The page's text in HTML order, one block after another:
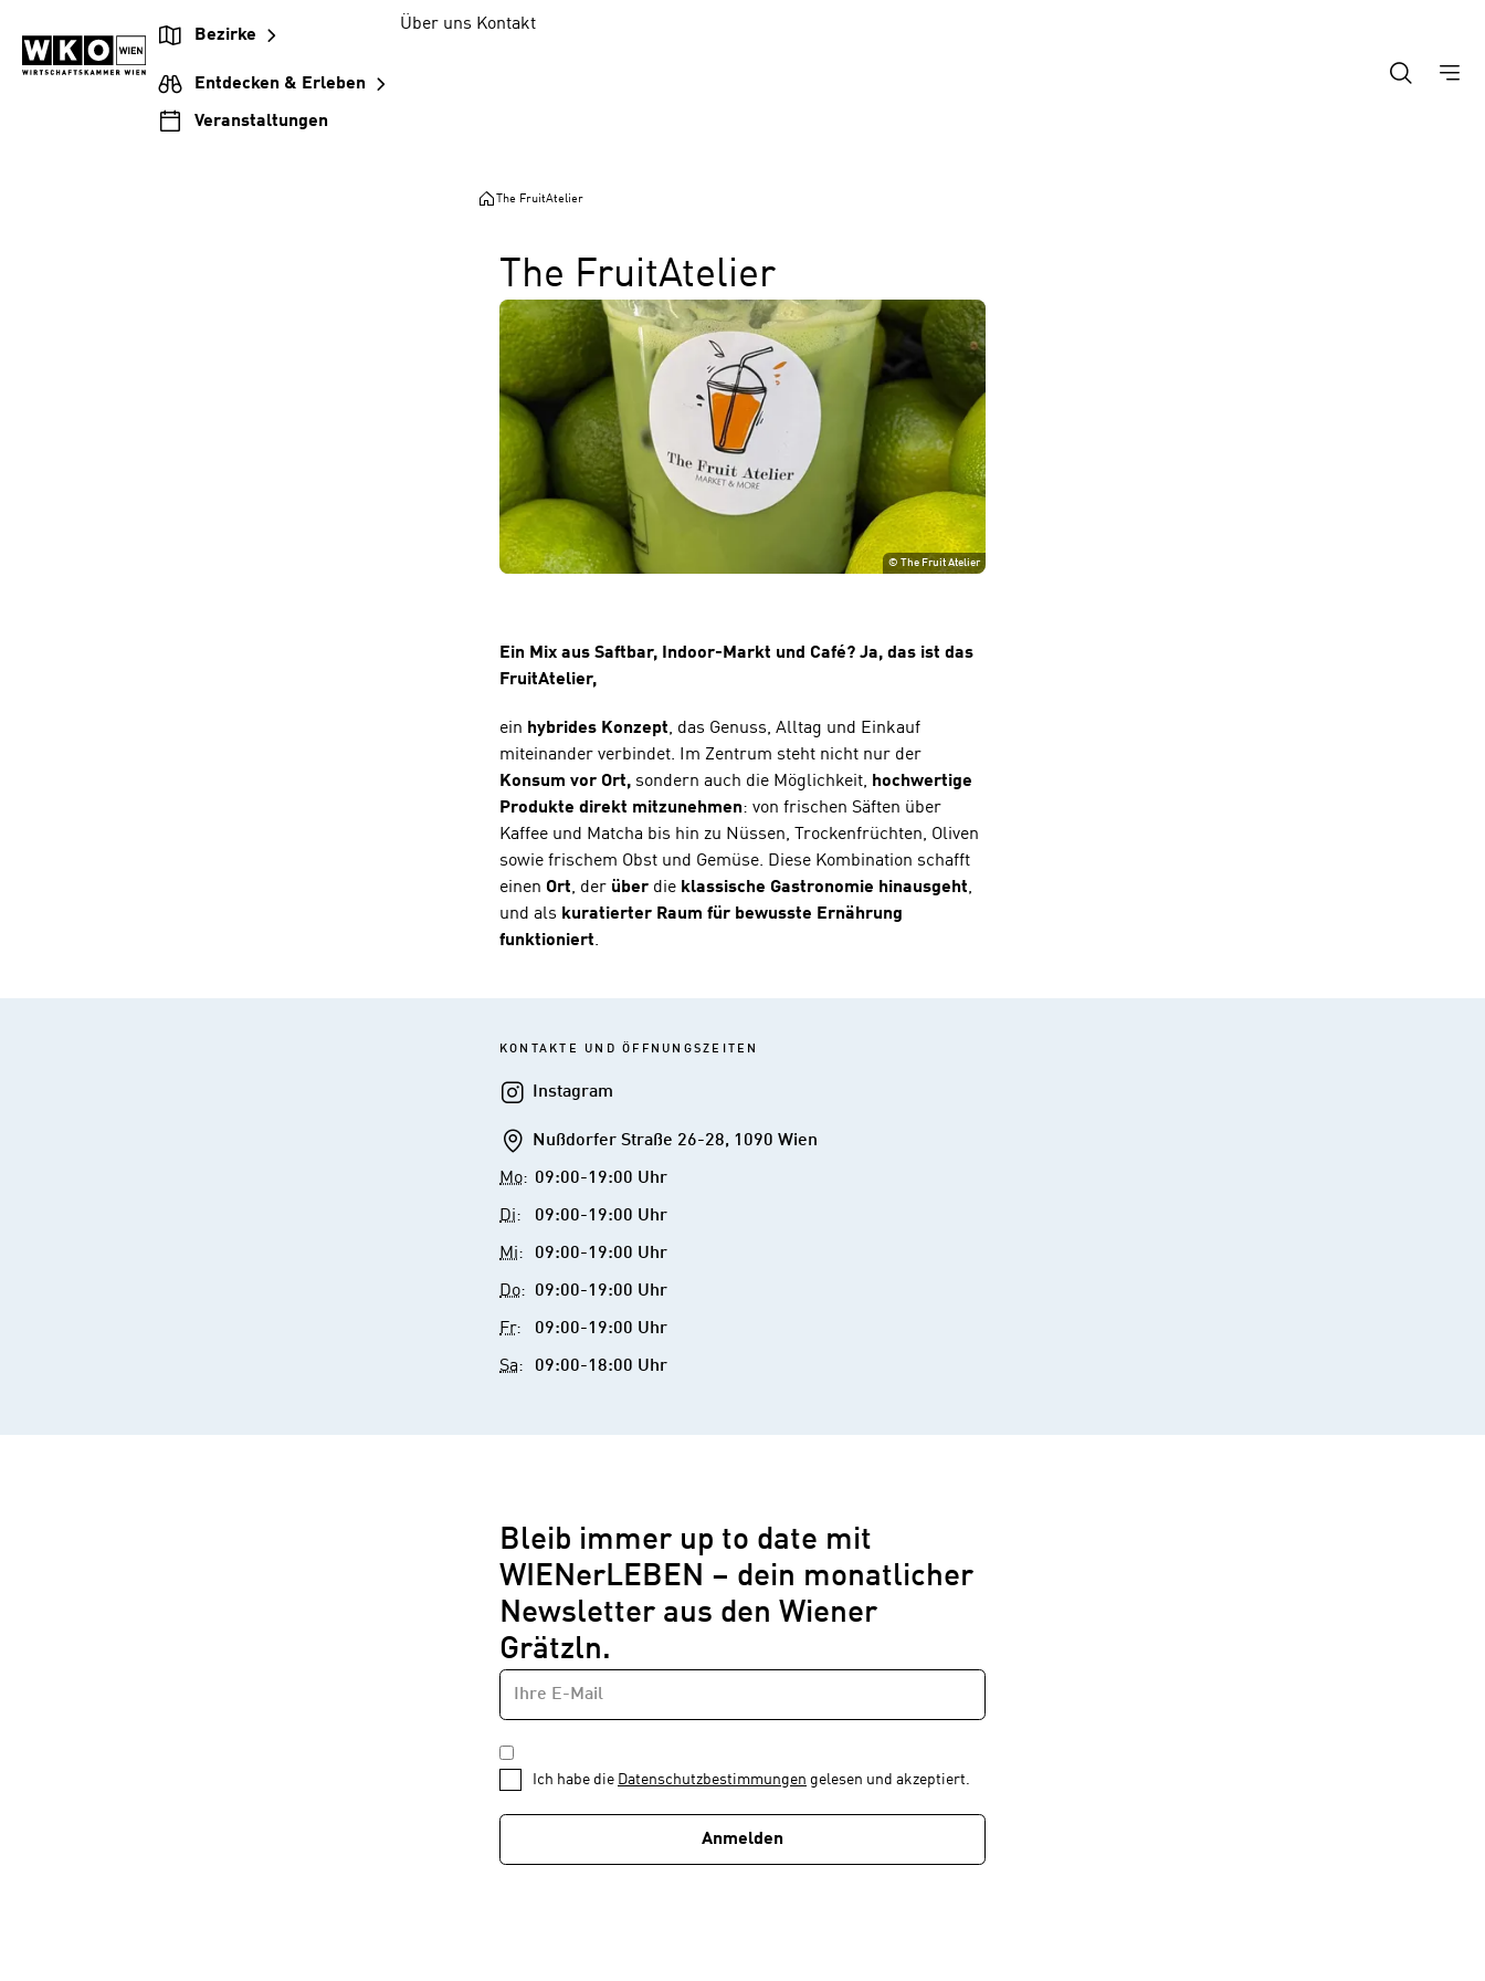
Inhalt
springen
Hauptnavigation
springen
Footer
springen
Bezirke
Entdecken & Erleben
Veranstaltungen
Über uns Kontakt
The FruitAtelier
The FruitAtelier
©The Fruit Atelier
Ein Mix aus Saftbar, Indoor-Markt und Café? Ja, das ist das
FruitAtelier,
ein hybrides Konzept, das Genuss, Alltag und Einkauf
miteinander verbindet. Im Zentrum steht nicht nur der
Konsum vor Ort, sondern auch die Möglichkeit, hochwertige
Produkte direkt mitzunehmen: von frischen Säften über
Kaffee und Matcha bis hin zu Nüssen, Trockenfrüchten, Oliven
sowie frischem Obst und Gemüse. Diese Kombination schafft
einen Ort, der über die klassische Gastronomie hinausgeht,
und als kuratierter Raum für bewusste Ernährung
funktioniert.
KONTAKTE UND ÖFFNUNGSZEITEN
Instagram
Instagram
AddresseNußdorfer Straße 26-28, 1090 Wien
Mo: 09:00-19:00 Uhr
Di: 09:00-19:00 Uhr
Mi: 09:00-19:00 Uhr
Do: 09:00-19:00 Uhr
Fr: 09:00-19:00 Uhr
Sa: 09:00-18:00 Uhr
Bleib immer up to date mit
WIENerLEBEN – dein monatlicher
Newsletter aus den Wiener
Grätzln.
Newsletter
1
von
1
E-
MAIL-
ADRESSE
DATENSCHUTZBESTIMMUNGEN
*
Ich habe die Datenschutzbestimmungen gelesen und akzeptiert.
Anmelden